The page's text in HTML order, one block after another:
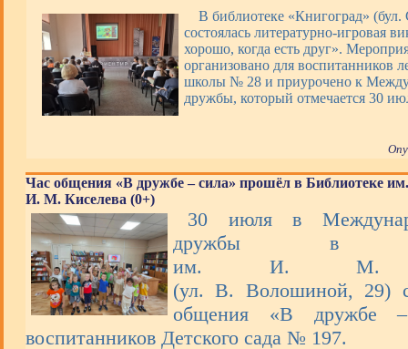
В библиотеке «Книгоград» (бул.
состоялась литературно-игровая
хорошо, когда есть друг».
организовано для воспитанников
школы № 28 и приурочено к
дружбы, который отмечается 30
Час общения «В дружбе – сила» прошёл в Библиотеке им.
И. М. Киселева (0+)
30 июля в
дружбы в
им. И. М.
(ул. В. Волошиной, 29)
общения «В дружбе
воспитанников Детского сада № 197.